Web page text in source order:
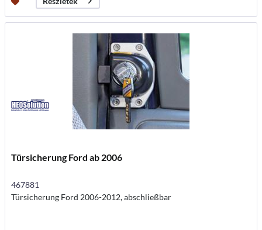
Türsicherung Ford ab 2006
467881
Türsicherung Ford 2006-2012, abschließbar